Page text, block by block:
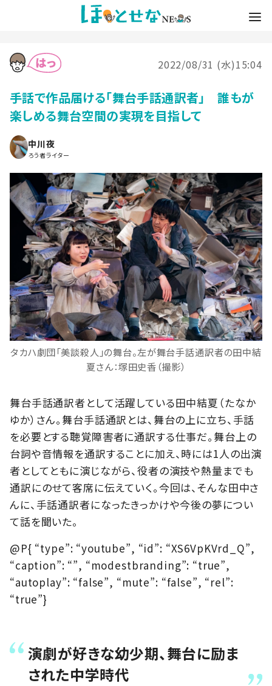
2022/08/31 (水)15:04
手話で作品届ける「舞台手話通訳者」 誰もが
楽しめる舞台空間の実現を目指して
中川夜
ろう者ライター
タカハ劇団「美談殺人」の舞台。左が舞台手話通訳者の田中結
夏さん：塚田史香（撮影）
舞台手話通訳者として活躍している田中結夏（たなか
ゆか）さん。舞台手話通訳とは、舞台の上に立ち、手話
を必要とする聴覚障害者に通訳する仕事だ。舞台上の
台詞や音情報を通訳することに加え、時には1人の出演
者としてともに演じながら、役者の演技や熱量までも
通訳にのせて客席に伝えていく。今回は、そんな田中さ
んに、手話通訳者になったきっかけや今後の夢につい
て話を聞いた。
@P{ “type”: “youtube”, “id”: “XS6VpKVrd_Q”,
“caption”: “”, “modestbranding”: “true”,
“autoplay”: “false”, “mute”: “false”, “rel”:
“true”}
演劇が好きな幼少期、舞台に励ま
された中学時代